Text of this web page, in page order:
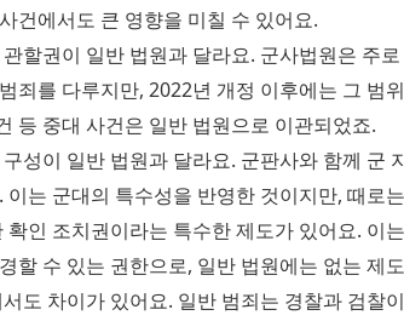
건에서도 큰 영향을 미칠 수 있어요.
할권이 일반 법원과 달라요. 군사법원은 주
죄를 다루지만, 2022년 개정 이후에는 그 범
등 중대 사건은 일반 법원으로 이관되었죠.
성이 일반 법원과 달라요. 군판사와 함께 군
이는 군대의 특수성을 반영한 것이지만, 때로
확인 조치권이라는 특수한 제도가 있어요. 이
할 수 있는 권한으로, 일반 법원에는 없는 제
도 차이가 있어요. 일반 범죄는 경찰과 검찰